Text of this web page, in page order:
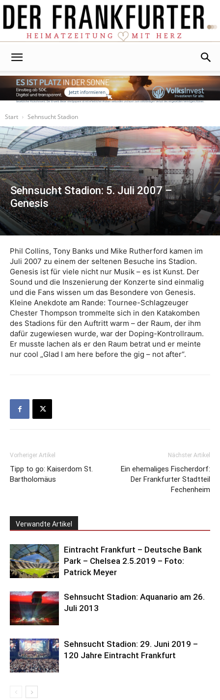
Start
Sehnsucht Stadion
Sehnsucht Stadion: 5. Juli 2007 –
Genesis
Phil Collins, Tony Banks und Mike Rutherford kamen im
Juli 2007 zu einem der seltenen Besuche ins Stadion.
Genesis ist für viele nicht nur Musik – es ist Kunst. Der
Sound und die Inszenierung der Konzerte sind einmalig
und die Fans wissen um das Besondere von Genesis.
Kleine Anekdote am Rande: Tournee-Schlagzeuger
Chester Thompson trommelte sich in den Katakomben
des Stadions für den Auftritt warm – der Raum, der ihm
dafür zugewiesen wurde, war der Doping-Kontrollraum.
Er musste lachen als er den Raum betrat und er meinte
nur cool „Glad I am here before the gig – not after“.
Vorheriger Artikel
Tipp to go: Kaiserdom St.
Bartholomäus
Nächster Artikel
Ein ehemaliges Fischerdorf:
Der Frankfurter Stadtteil
Fechenheim
Verwandte Artikel
Eintracht Frankfurt – Deutsche Bank
Park – Chelsea 2.5.2019 – Foto:
Patrick Meyer
Sehnsucht Stadion: Aquanario am 26.
Juli 2013
Sehnsucht Stadion: 29. Juni 2019 –
120 Jahre Eintracht Frankfurt